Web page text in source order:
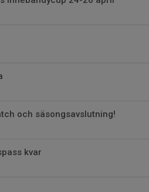
och säsongsavslutning!
kvar